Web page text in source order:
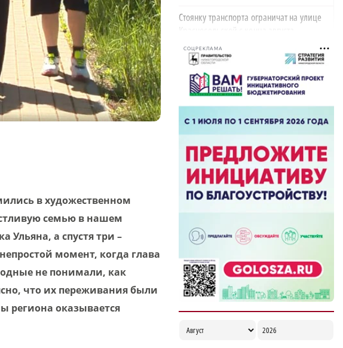
в художественном
семью в нашем
Ульяна, а спустя три –
момент, когда глава
не понимали, как
что их переживания были
региона оказывается
Стоянку транспорта ограничат на улице
Красносельской с конца августа
18:37
Волонтеры обнаружили заброшенный
дом, в котором живет около 20 собак и
щенков
18:02
В Нижегородской области наградили
более 40 организаций к Дню строителя
17:57
Садыр Жапаров и Глеб Никитин провели
рабочую встречу в Киргизии
17:38
СОЦРЕКЛАМА